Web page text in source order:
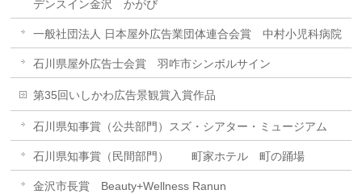
デンスイン金沢 かがび
一般社団法人 日本屋外広告業団体連合会賞 中村小児科病院
石川県屋外広告士会賞 羽咋市シンボルサイン
第35回いしかわ広告景観賞入賞作品
石川県知事賞（公共部門）スズ・シアター・ミュージアム
石川県知事賞（民間部門） 町家ホテル 町の踊場
金沢市長賞 Beauty+Wellness Ranun